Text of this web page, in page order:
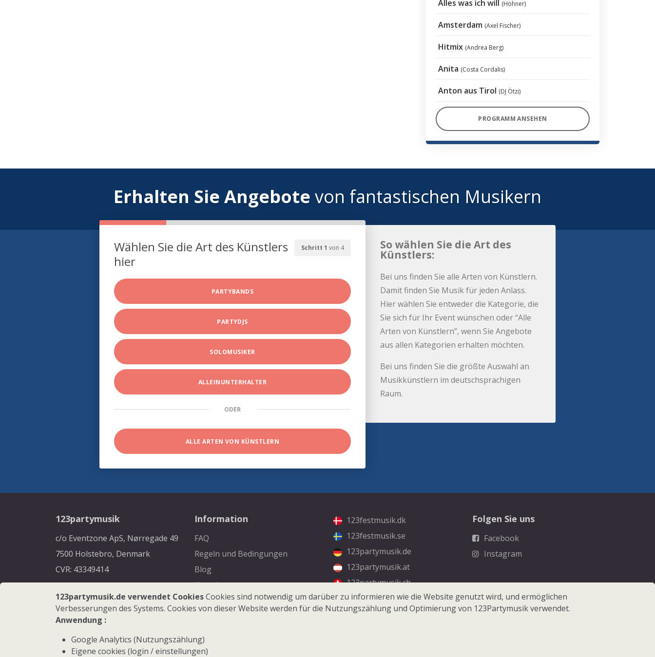
Alles was ich will (Höhner)
Amsterdam (Axel Fischer)
Hitmix (Andrea Berg)
Anita (Costa Cordalis)
Anton aus Tirol (DJ Ötzi)
PROGRAMM ANSEHEN
Erhalten Sie Angebote von fantastischen Musikern
Schritt 1 von 4
Wählen Sie die Art des Künstlers
hier
PARTYBANDS
PARTYDJS
SOLOMUSIKER
ALLEINUNTERHALTER
ODER
ALLE ARTEN VON KÜNSTLERN
So wählen Sie die Art des
Künstlers:
Bei uns finden Sie alle Arten von Künstlern.
Damit finden Sie Musik für jeden Anlass.
Hier wählen Sie entweder die Kategorie, die
Sie sich für Ihr Event wünschen oder “Alle
Arten von Künstlern”, wenn Sie Angebote
aus allen Kategorien erhalten möchten.
Bei uns finden Sie die größte Auswahl an
Musikkünstlern im deutschsprachigen
Raum.
123partymusik
c/o Eventzone ApS, Nørregade 49
7500 Holstebro, Denmark
CVR: 43349414
Information
FAQ
Regeln und Bedingungen
Blog
Kontakt
123festmusik.dk
123festmusik.se
123partymusik.de
123partymusik.at
123partymusik.ch
Folgen Sie uns
Facebook
Instagram
123partymusik.de verwendet CookiesCookies sind notwendig um darüber zu informieren wie die Website genutzt wird, und ermöglichen
Verbesserungen des Systems. Cookies von dieser Website werden für die Nutzungszählung und Optimierung von 123Partymusik verwendet.
Anwendung :
Google Analytics (Nutzungszählung)
Eigene cookies (login / einstellungen)